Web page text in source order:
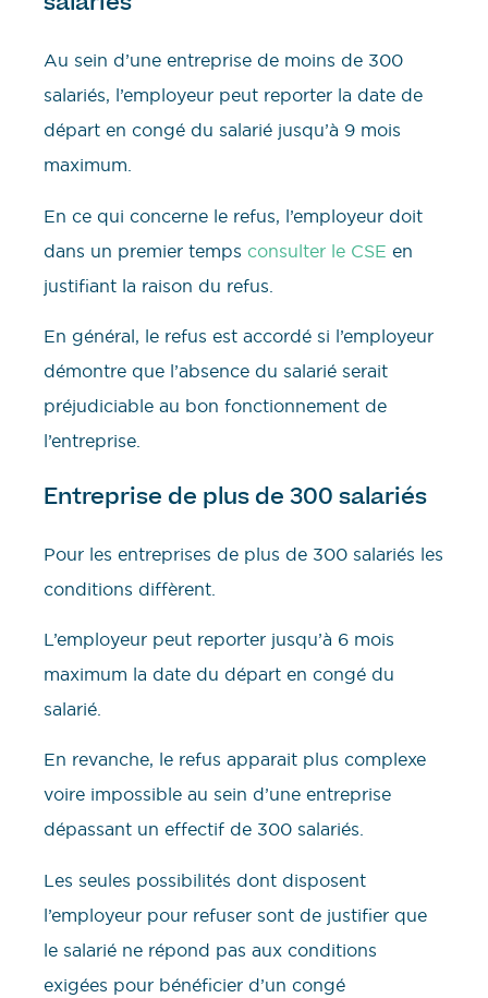
Au sein d’une entreprise de moins de 300
salariés, l’employeur peut reporter la date de
départ en congé du salarié jusqu’à 9 mois
maximum.
En ce qui concerne le refus, l’employeur doit
dans un premier temps consulter le CSE en
justifiant la raison du refus.
En général, le refus est accordé si l’employeur
démontre que l’absence du salarié serait
préjudiciable au bon fonctionnement de
l’entreprise.
Entreprise de plus de 300 salariés
Pour les entreprises de plus de 300 salariés les
conditions diffèrent.
L’employeur peut reporter jusqu’à 6 mois
maximum la date du départ en congé du
salarié.
En revanche, le refus apparait plus complexe
voire impossible au sein d’une entreprise
dépassant un effectif de 300 salariés.
Les seules possibilités dont disposent
l’employeur pour refuser sont de justifier que
le salarié ne répond pas aux conditions
exigées pour bénéficier d’un congé